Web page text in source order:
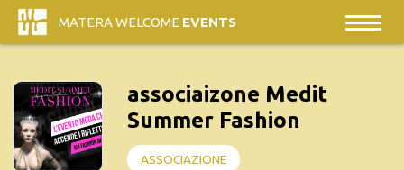
MATERA WELCOME EVENTS
associaizone Medit
Summer Fashion
ASSOCIAZIONE